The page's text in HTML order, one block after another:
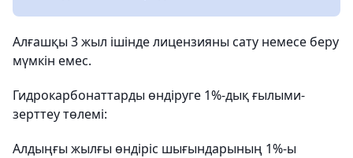
Алғашқы 3 жыл ішінде лицензияны сату немесе беру
мүмкін емес.
Гидрокарбонаттарды өндіруге 1%-дық ғылыми-
зерттеу төлемі:
Алдыңғы жылғы өндіріс шығындарының 1%-ы